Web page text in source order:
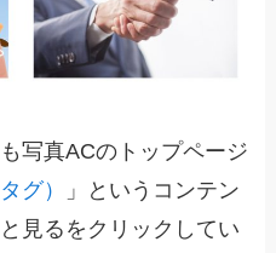
写真ACのトップページ
グ）
」というコンテン
見るをクリックしてい